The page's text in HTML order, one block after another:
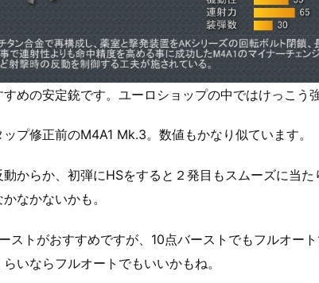
めの安定銃です。ユーロショップの中ではけっこう
プ修正前のM4A1 Mk.3。数値もかなり似ています。
からか、初弾にHSをすると２発目もスムーズに当
なかないかも。
ストがおすすめですが、10点バーストでもフルオート
いならフルオートでもいいかもね。